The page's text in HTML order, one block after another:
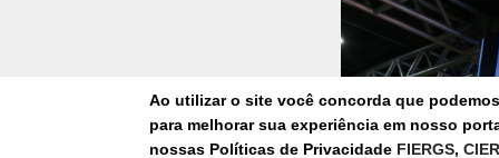
Ao utilizar o site você concorda que
para melhorar sua experiência em nosso
nossas Políticas de Privacidade FIERGS,
Anterior